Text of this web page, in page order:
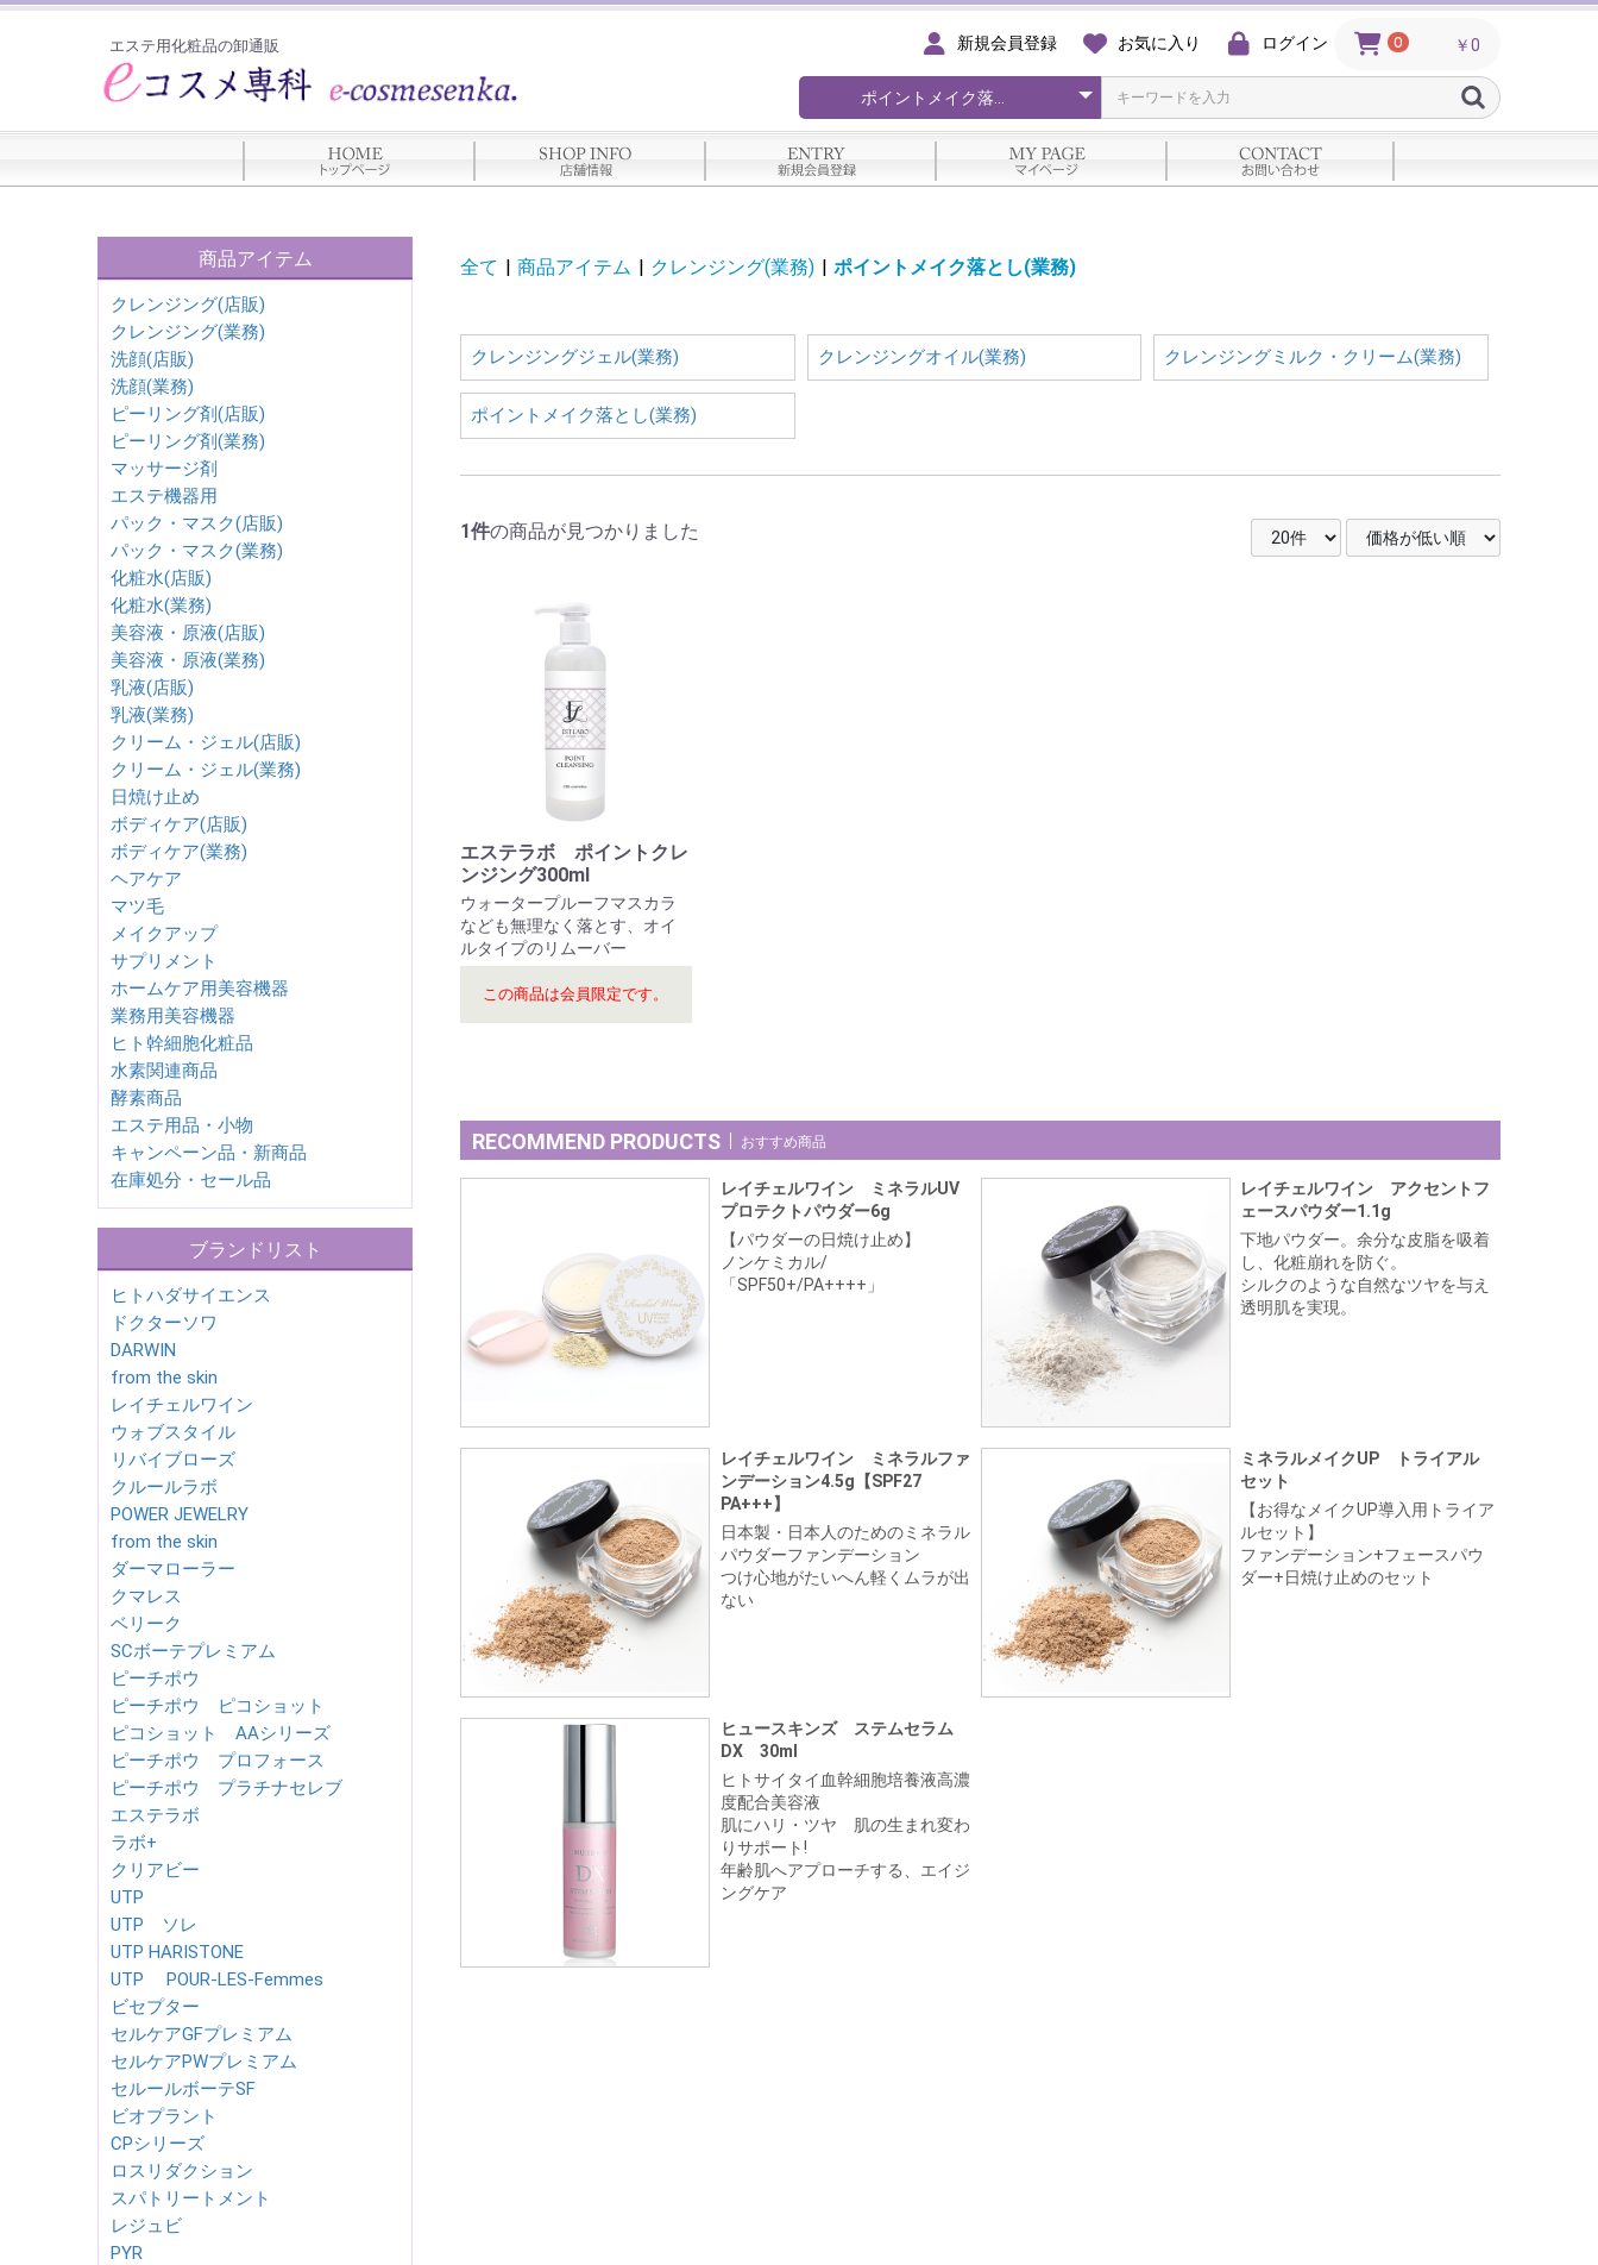
エステ用化粧品の卸通販 0 ￥0
新規会員登録 お気に入り ログイン
商品アイテム
クレンジング(店販)
クレンジング(業務)
洗顔(店販)
洗顔(業務)
ピーリング剤(店販)
ピーリング剤(業務)
マッサージ剤
エステ機器用
パック・マスク(店販)
パック・マスク(業務)
化粧水(店販)
化粧水(業務)
美容液・原液(店販)
美容液・原液(業務)
乳液(店販)
乳液(業務)
クリーム・ジェル(店販)
クリーム・ジェル(業務)
日焼け止め
ボディケア(店販)
ボディケア(業務)
ヘアケア
マツ毛
メイクアップ
サプリメント
ホームケア用美容機器
業務用美容機器
ヒト幹細胞化粧品
水素関連商品
酵素商品
エステ用品・小物
キャンペーン品・新商品
在庫処分・セール品
ブランドリスト
ヒトハダサイエンス
ドクターソワ
DARWIN
from the skin
レイチェルワイン
ウォブスタイル
リバイブローズ
クルールラボ
POWER JEWELRY
from the skin
ダーマローラー
クマレス
ベリーク
SCボーテプレミアム
ピーチポウ
ピーチポウ ピコショット
ピコショット AAシリーズ
ピーチポウ プロフォース
ピーチポウ プラチナセレブ
エステラボ
ラボ+
クリアビー
UTP
UTP ソレ
UTP HARISTONE
UTP POUR-LES-Femmes
ビセプター
セルケアGFプレミアム
セルケアPWプレミアム
セルールボーテSF
ビオプラント
CPシリーズ
ロスリダクション
スパトリートメント
レジュビ
PYR
全て | 商品アイテム | クレンジング(業務) | ポイントメイク落とし(業務)
クレンジングジェル(業務) クレンジングオイル(業務) クレンジングミルク・クリーム(業務)
ポイントメイク落とし(業務)
1件の商品が見つかりました
エステラボ ポイントクレ
ンジング300ml
ウォータープルーフマスカラ
なども無理なく落とす、オイ
ルタイプのリムーバー
この商品は会員限定です。
RECOMMEND PRODUCTS おすすめ商品
レイチェルワイン ミネラルUV
プロテクトパウダー6g
【パウダーの日焼け止め】
ノンケミカル/
「SPF50+/PA++++」
レイチェルワイン アクセントフ
ェースパウダー1.1g
下地パウダー。余分な皮脂を吸着
し、化粧崩れを防ぐ。
シルクのような自然なツヤを与え
透明肌を実現。
レイチェルワイン ミネラルファ
ンデーション4.5g【SPF27
PA+++】
日本製・日本人のためのミネラル
パウダーファンデーション
つけ心地がたいへん軽くムラが出
ない
ミネラルメイクUP トライアル
セット
【お得なメイクUP導入用トライア
ルセット】
ファンデーション+フェースパウ
ダー+日焼け止めのセット
ヒュースキンズ ステムセラム
DX 30ml
ヒトサイタイ血幹細胞培養液高濃
度配合美容液
肌にハリ・ツヤ 肌の生まれ変わ
りサポート!
年齢肌へアプローチする、エイジ
ングケア